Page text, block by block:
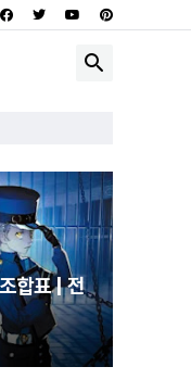
합표 | 전